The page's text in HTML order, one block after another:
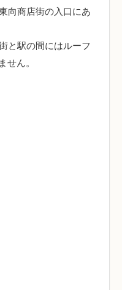
向商店街の入口にあ
と駅の間にはルーフ
せん。